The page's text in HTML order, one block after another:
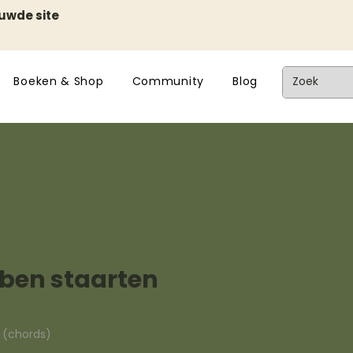
site
Boeken & Shop Community Blog
staarten
(chords)